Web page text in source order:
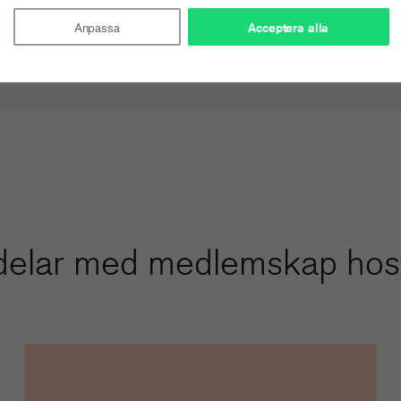
Anpassa Acceptera alla
med medlemskap